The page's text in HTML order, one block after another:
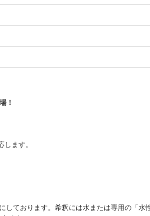
！
ます。
ております。希釈には水または専用の「水